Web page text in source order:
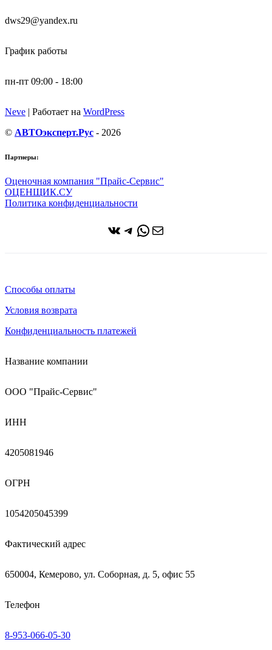
dws29@yandex.ru
График работы
пн-пт 09:00 - 18:00
Neve | Работает на WordPress
© АВТОэксперт.Рус - 2026
Партнеры:
Оценочная компания "Прайс-Сервис"
ОЦЕНЩИК.СУ
Политика конфиденциальности
ВКонтакте
Telegram
WhatsApp
Почта
Способы оплаты
Условия возврата
Конфиденциальность платежей
Название компании
ООО "Прайс-Сервис"
ИНН
4205081946
ОГРН
1054205045399
Фактический адрес
650004, Кемерово, ул. Соборная, д. 5, офис 55
Телефон
8-953-066-05-30